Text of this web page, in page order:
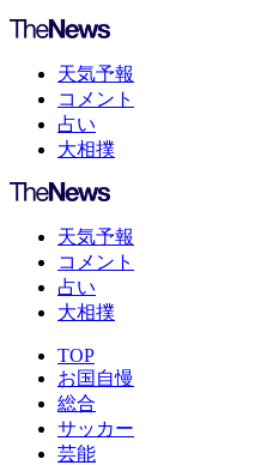
天気予報
コメント
占い
大相撲
天気予報
コメント
占い
大相撲
TOP
お国自慢
総合
サッカー
芸能